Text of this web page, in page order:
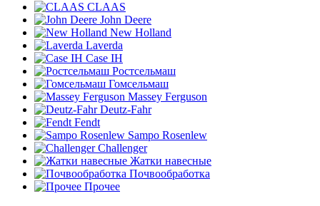
CLAAS
John Deere
New Holland
Laverda
Case IH
Ростсельмаш
Гомсельмаш
Massey Ferguson
Deutz-Fahr
Fendt
Sampo Rosenlew
Challenger
Жатки навесные
Почвообработка
Прочее